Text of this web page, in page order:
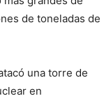
de toneladas de
una torre de
en